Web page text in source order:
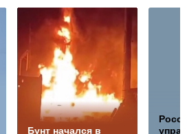
Бунт начался в